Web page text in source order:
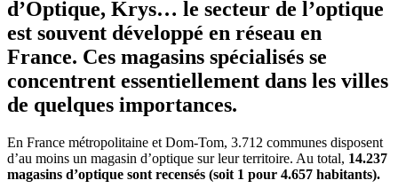
d’Optique, Krys… le secteur de l’optique
est souvent développé en réseau en
France. Ces magasins spécialisés se
concentrent essentiellement dans les villes
de quelques importances.
En France métropolitaine et Dom-Tom, 3.712 communes disposent
d’au moins un magasin d’optique sur leur territoire. Au total, 14.237
magasins d’optique sont recensés (soit 1 pour 4.657 habitants).